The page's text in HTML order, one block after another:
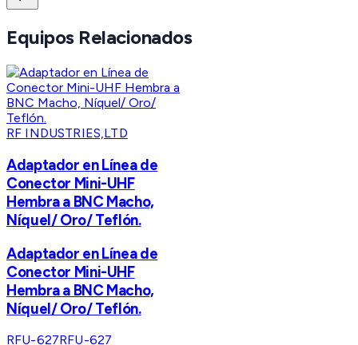
Equipos Relacionados
RF INDUSTRIES,LTD
Adaptador en Línea de
Conector Mini-UHF
Hembra a BNC Macho,
Níquel/ Oro/ Teflón.
Adaptador en Línea de
Conector Mini-UHF
Hembra a BNC Macho,
Níquel/ Oro/ Teflón.
RFU-627RFU-627